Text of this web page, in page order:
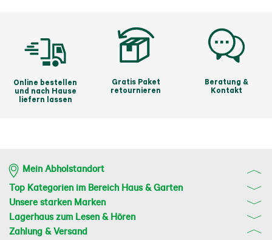
Online bestellen
und nach Hause
liefern lassen
Gratis Paket
retournieren
Beratung &
Kontakt
Mein Abholstandort
Top Kategorien im Bereich Haus & Garten
Unsere starken Marken
Lagerhaus zum Lesen & Hören
Zahlung & Versand